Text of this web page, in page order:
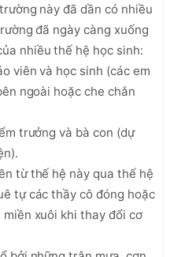
này đã dần có nhiều
đã ngày càng xuống
nhiều thế hệ học sinh:
viên và học sinh (các em
ngoài hoặc che chắn
trưởng và bà con (dự
từ thế hệ này qua thế hệ
tự các thầy cô đóng hoặc
xuôi khi thay đổi cơ